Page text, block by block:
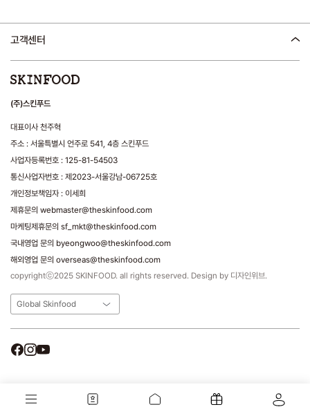
고객센터
(주)스킨푸드
대표이사 천주혁
주소 : 서울특별시 언주로 541, 4층 스킨푸드
사업자등록번호 : 125-81-54503
통신사업자번호 : 제2023-서울강남-06725호
개인정보책임자 : 이세희
제휴문의 webmaster@theskinfood.com
마케팅제휴문의 sf_mkt@theskinfood.com
국내영업 문의 byeongwoo@theskinfood.com
해외영업 문의 overseas@theskinfood.com
copyrightⓒ2025 SKINFOOD. all rights reserved. Design by 디자인위브.
Global Skinfood